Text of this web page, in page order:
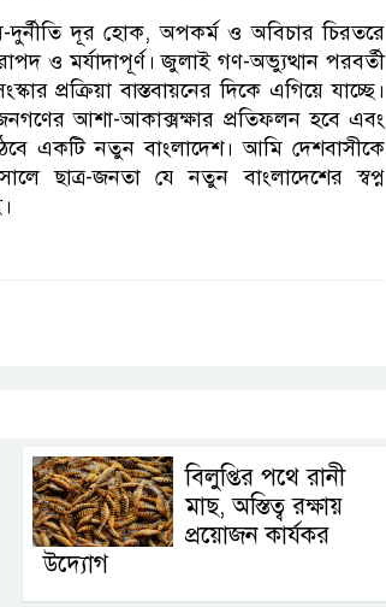
দূর হোক, অপকর্ম ও অবিচার চিরতরে
ও মর্যাদাপূর্ণ। জুলাই গণ-অভ্যুত্থান পরবর্তী
প্রক্রিয়া বাস্তবায়নের দিকে এগিয়ে যাচ্ছে।
আশা-আকাক্সক্ষার প্রতিফলন হবে এবং
একটি নতুন বাংলাদেশ। আমি দেশবাসীকে
ছাত্র-জনতা যে নতুন বাংলাদেশের স্বপ্ন
বিলুপ্তির পথে রানী
মাছ, অস্তিত্ব রক্ষায়
প্রয়োজন কার্যকর
উদ্যোগ